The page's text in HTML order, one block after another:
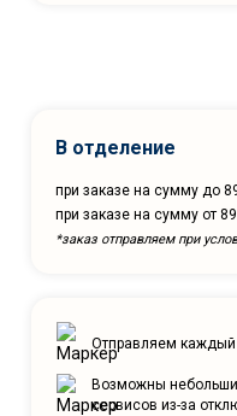
В отделение
при заказе на сумму до
при заказе на сумму от
*заказ отправляем при
Отправляем каждый
Возможны
сервисов из-за